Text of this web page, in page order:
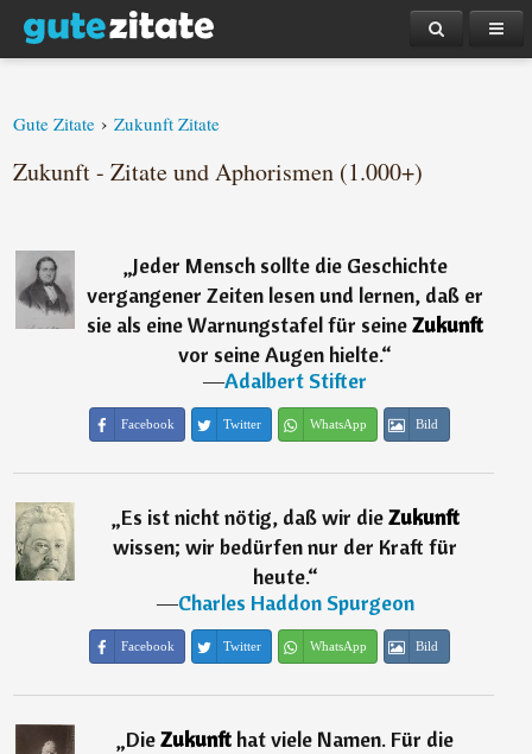
Gute Zitate › Zukunft Zitate
Zukunft - Zitate und Aphorismen (1.000+)
„Jeder Mensch sollte die Geschichte
vergangener Zeiten lesen und lernen, daß er
sie als eine Warnungstafel für seineZukunft
vor seine Augen hielte.“
―Adalbert Stifter
Facebook Twitter WhatsApp Bild
„Es ist nicht nötig, daß wir dieZukunft
wissen; wir bedürfen nur der Kraft für
heute.“
―Charles Haddon Spurgeon
Facebook Twitter WhatsApp Bild
„DieZukunft hat viele Namen. Für die